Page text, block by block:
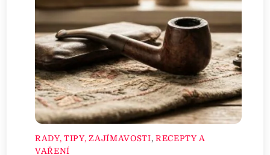
RADY, TIPY, ZAJÍMAVOSTI, RECEPTY A
VAŘENÍ